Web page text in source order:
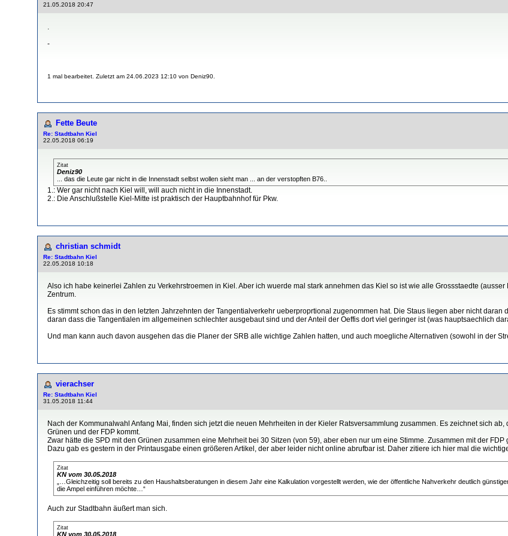
21.05.2018 20:47
-
1 mal bearbeitet. Zuletzt am 24.06.2023 12:10 von Deniz90.
Fette Beute
Re: Stadtbahn Kiel
22.05.2018 06:19
Zitat
Deniz90
... das die Leute gar nicht in die Innenstadt selbst wollen sieht man ... an der verstopften B76..
1.: Wer gar nicht nach Kiel will, will auch nicht in die Innenstadt.
2.: Die Anschlußstelle Kiel-Mitte ist praktisch der Hauptbahnhof für Pkw.
christian schmidt
Re: Stadtbahn Kiel
22.05.2018 10:18
Also ich habe keinerlei Zahlen zu Verkehrstroemen in Kiel. Aber ich wuerde mal stark annehmen das Kiel so ist wie alle Grossstaedte
Zentrum.
Es stimmt schon das in den letzten Jahrzehnten der Tangentialverkehr ueberproprtional zugenommen hat. Die Staus liegen aber nicht
daran dass die Tangentialen im allgemeinen schlechter ausgebaut sind und der Anteil der Oeffis dort viel geringer ist (was hauptsaechlich
Und man kann auch davon ausgehen das die Planer der SRB alle wichtige Zahlen hatten, und auch moegliche Alternativen (sowohl in der
vierachser
Re: Stadtbahn Kiel
31.05.2018 11:44
Nach der Kommunalwahl Anfang Mai, finden sich jetzt die neuen Mehrheiten in der Kieler Ratsversammlung zusammen. Es zeichnet sich
Grünen und der FDP kommt.
Zwar hätte die SPD mit den Grünen zusammen eine Mehrheit bei 30 Sitzen (von 59), aber eben nur um eine Stimme. Zusammen mit der FDP
Dazu gab es gestern in der Printausgabe einen größeren Artikel, der aber leider nicht online abrufbar ist. Daher zitiere ich hier mal die
Zitat
KN vom 30.05.2018
„…Gleichzeitig soll bereits zu den Haushaltsberatungen in diesem Jahr eine Kalkulation vorgestellt werden, wie der öffentliche Nahverkehr deutlich
die Ampel einführen möchte…“
Auch zur Stadtbahn äußert man sich.
Zitat
KN vom 30.05.2018